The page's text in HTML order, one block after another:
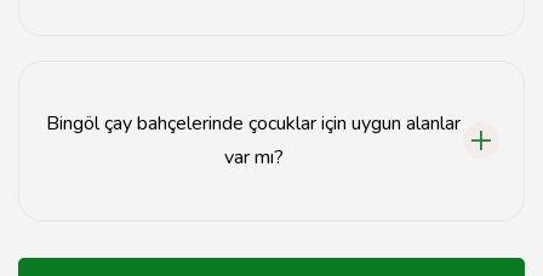
Bingöl çay bahçelerinde çocuklar için uygun alanlar
var mı?
alanları mevcuttur.